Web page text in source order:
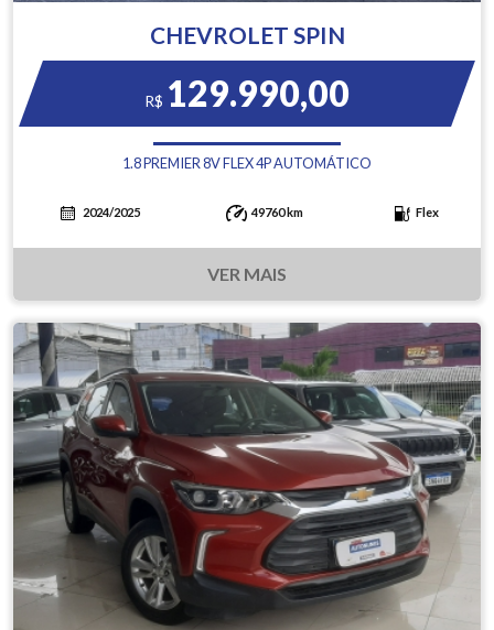
CHEVROLET SPIN
R$ 129.990,00
1.8 PREMIER 8V FLEX 4P AUTOMÁTICO
2024/2025 49760 km Flex
VER MAIS